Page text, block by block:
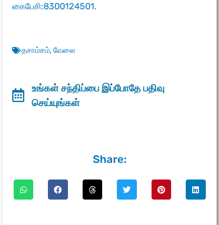
கைபேசி:8300124501.
தசாம்சம், வேலை
உங்கள் சந்திப்பை இப்போதே பதிவு
செய்யுங்கள்
Share: